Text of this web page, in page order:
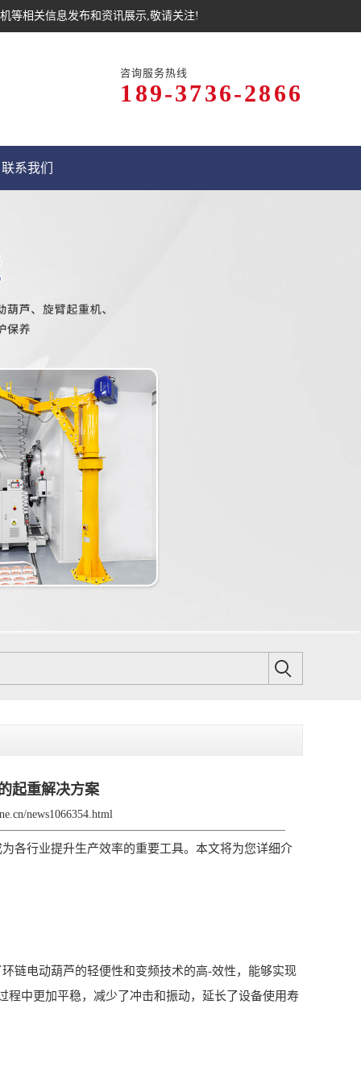
等相关信息发布和资讯展示,敬请关注!
咨询服务热线
189-3736-2866
联系我们
起重解决方案
news1066354.html
各行业提升生产效率的重要工具。本文将为您详细介
链电动葫芦的轻便性和变频技术的高-效性，能够实现
中更加平稳，减少了冲击和振动，延长了设备使用寿